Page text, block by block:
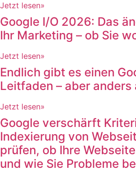
Jetzt lesen»
Google I/O 2026: Das
Ihr Marketing – ob Sie
Jetzt lesen»
Endlich gibt es einen
Leitfaden – aber
Jetzt lesen»
Google verschärft
Indexierung von
prüfen, ob Ihre
und wie Sie Probleme